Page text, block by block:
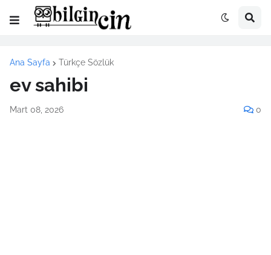
Ana Sayfa Türkçe Sözlük
ev sahibi
Mart 08, 2026 0